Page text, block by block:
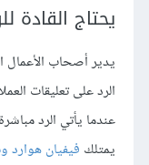
يحتاج القادة
يدير أصحاب الأعمال
الرد على تعليقات
عندما يأتي الرد
يمتلك فيفيان هوارد